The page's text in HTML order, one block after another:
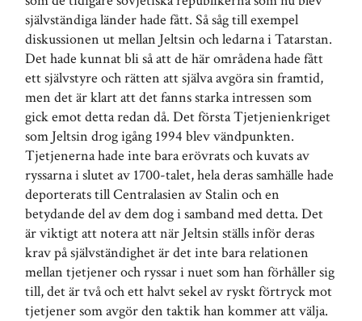
självständiga länder hade fått. Så såg till exempel
diskussionen ut mellan Jeltsin och ledarna i Tatarstan.
Det hade kunnat bli så att de här områdena hade fått
ett självstyre och rätten att själva avgöra sin framtid,
men det är klart att det fanns starka intressen som
gick emot detta redan då. Det första Tjetjenienkriget
som Jeltsin drog igång 1994 blev vändpunkten.
Tjetjenerna hade inte bara erövrats och kuvats av
ryssarna i slutet av 1700-talet, hela deras samhälle hade
deporterats till Centralasien av Stalin och en
betydande del av dem dog i samband med detta. Det
är viktigt att notera att när Jeltsin ställs inför deras
krav på självständighet är det inte bara relationen
mellan tjetjener och ryssar i nuet som han förhåller sig
till, det är två och ett halvt sekel av ryskt förtryck mot
tjetjener som avgör den taktik han kommer att välja.